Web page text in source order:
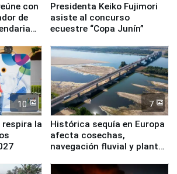
con
de
Presidenta Keiko Fujimori
asiste al concurso
ecuestre “Copa Junín”
10
respira la
7
Histórica sequía en Europa
afecta cosechas,
navegación fluvial y plantas